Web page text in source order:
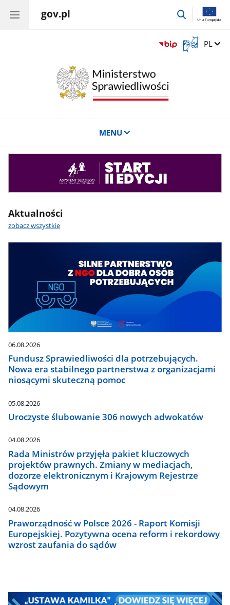
gov.pl
przejdź
Otwórz
okno
Zmień
PL
MENU
Aktualności
zobacz wszystkie
06.08.2026
Fundusz Sprawiedliwości dla potrzebujących.
Nowa era stabilnego partnerstwa z organizacjami
niosącymi skuteczną pomoc
05.08.2026
Uroczyste ślubowanie 306 nowych adwokatów
04.08.2026
Rada Ministrów przyjęła pakiet kluczowych
projektów prawnych. Zmiany w mediacjach,
dozorze elektronicznym i Krajowym Rejestrze
Sądowym
04.08.2026
Praworządność w Polsce 2026 - Raport Komisji
Europejskiej. Pozytywna ocena reform i rekordowy
wzrost zaufania do sądów